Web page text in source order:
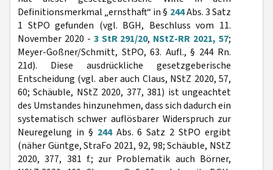
Definitionsmerkmal „ernsthaft“ in § 244Abs. 3 Satz
1 StPO gefunden (vgl. BGH, Beschluss vom 11.
November 2020 - 3 StR 291/20, NStZ-RR 2021, 57;
Meyer-Goßner/Schmitt, StPO, 63. Aufl., § 244 Rn.
21d). Diese ausdrückliche gesetzgeberische
Entscheidung (vgl. aber auch Claus, NStZ 2020, 57,
60; Schäuble, NStZ 2020, 377, 381) ist ungeachtet
des Umstandes hinzunehmen, dass sich dadurch ein
systematisch schwer auflösbarer Widerspruch zur
Neuregelung in § 244Abs. 6 Satz 2 StPO ergibt
(näher Güntge, StraFo 2021, 92, 98; Schäuble, NStZ
2020, 377, 381 f.; zur Problematik auch Börner,